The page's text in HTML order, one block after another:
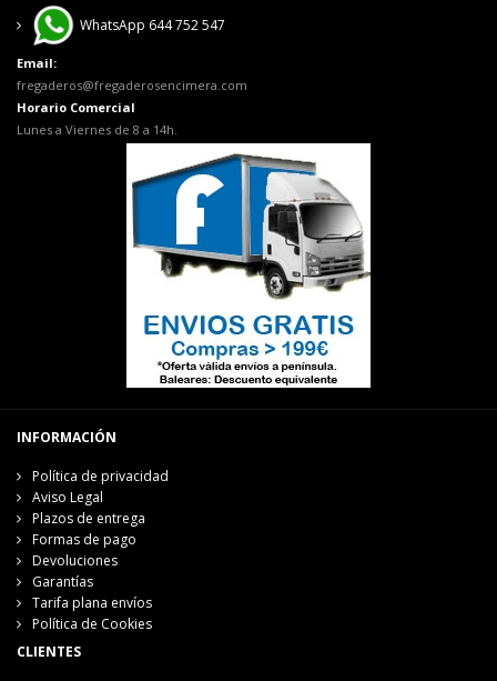
WhatsApp 644 752 547
Email:
fregaderos@fregaderosencimera.com
Horario Comercial
Lunes a Viernes de 8 a 14h.
INFORMACIÓN
Política de privacidad
Aviso Legal
Plazos de entrega
Formas de pago
Devoluciones
Garantías
Tarifa plana envíos
Política de Cookies
CLIENTES